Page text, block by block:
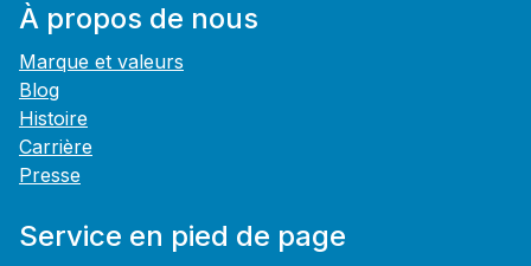
À propos de nous
Marque et valeurs
Blog
Histoire
Carrière
Presse
Service en pied de page